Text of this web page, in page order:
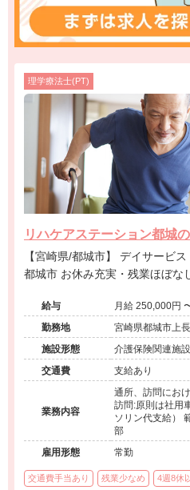
理学療法士(PT)
リハケアステーション都城
【宮崎県/都城市】 デイサービス・訪問リハビリの増員募集＠
都城市 お休み充実・残業ほぼな
給与
勤務地
宮崎県都城市上
施設形態
介護保険関連施
ハ）
交通費 支給あり
業務内容
通所、訪問にお
訪問:原則は社用
ソリン代支給）
部
雇用形態
常勤
交通費手当あり 残業少なめ 4週8休